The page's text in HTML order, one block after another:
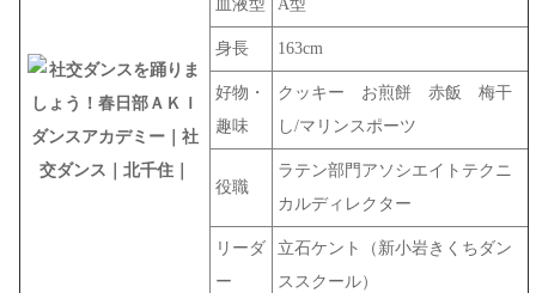
血液型 A型
身長 163cm
好物・
趣味
クッキー お煎餅 赤飯 梅干
し/マリンスポーツ
役職
ラテン部門アソシエイトテクニ
カルディレクター
リーダ
ー
立石ケント（新小岩きくちダン
ススクール）